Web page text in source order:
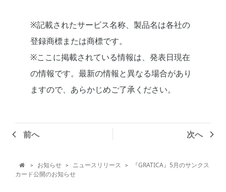
※記載されたサービス名称、製品名は各社の
登録商標または商標です。
※ここに掲載されている情報は、発表日現在
の情報です。最新の情報と異なる場合があり
ますので、あらかじめご了承ください。
前へ 次へ
 > お知らせ > ニュースリリース >
『GRATICA』5月のサンクス
カード公開のお知らせ